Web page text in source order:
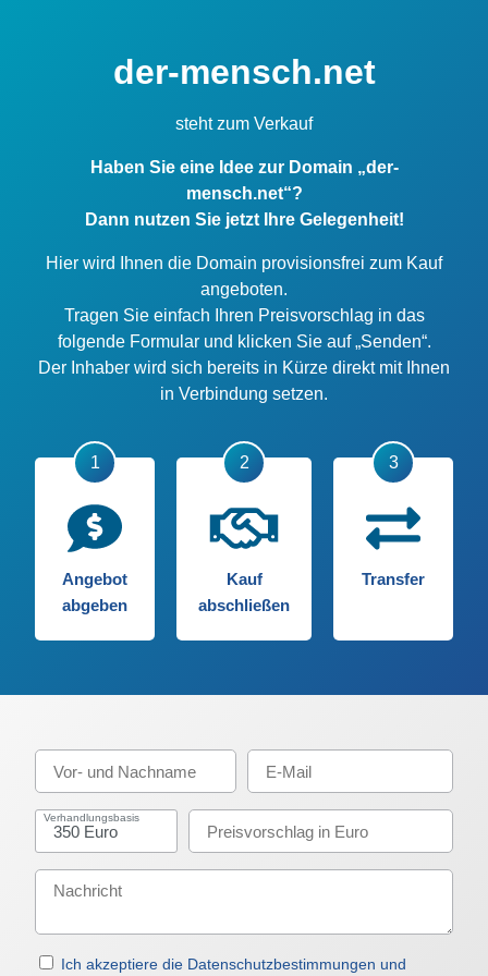
der-mensch.net
steht zum Verkauf
Haben Sie eine Idee zur Domain „der-
mensch.net“?
Dann nutzen Sie jetzt Ihre Gelegenheit!
Hier wird Ihnen die Domain provisionsfrei zum Kauf
angeboten.
Tragen Sie einfach Ihren Preisvorschlag in das
folgende Formular und klicken Sie auf „Senden“.
Der Inhaber wird sich bereits in Kürze direkt mit Ihnen
in Verbindung setzen.
Angebot
abgeben
Kauf
abschließen
Transfer
Verhandlungsbasis
Ich akzeptiere die Datenschutzbestimmungen und